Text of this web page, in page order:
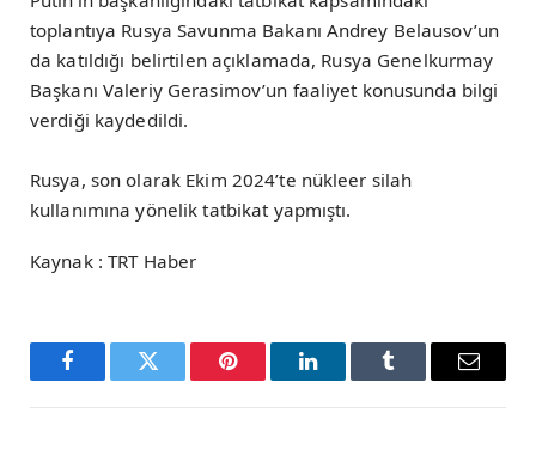
toplantıya Rusya Savunma Bakanı Andrey Belausov’un
da katıldığı belirtilen açıklamada, Rusya Genelkurmay
Başkanı Valeriy Gerasimov’un faaliyet konusunda bilgi
verdiği kaydedildi.
Rusya, son olarak Ekim 2024’te nükleer silah
kullanımına yönelik tatbikat yapmıştı.
Kaynak : TRT Haber
FacebookTwitter Pinterest LinkedInTumblr Email